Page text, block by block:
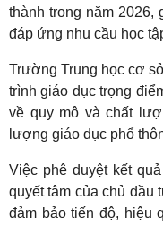
thành trong năm
đáp ứng nhu cầu học
Trường Trung học cơ
trình giáo dục trọng
về quy mô và chất
lượng giáo dục phổ
Việc phê duyệt kết
quyết tâm của chủ đầu
đảm bảo tiến độ, hiệu